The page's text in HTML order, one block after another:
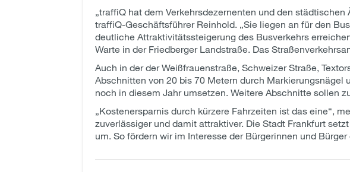
„traffiQ hat dem Verkehrsdezernenten und den
traffiQ-Geschäftsführer Reinhold. „Sie liegen an für den
deutliche Attraktivitätssteigerung des Busverkehrs
Warte in der Friedberger Landstraße. Das
Auch in der der Weißfrauenstraße, Schweizer Straße,
Abschnitten von 20 bis 70 Metern durch
noch in diesem Jahr umsetzen. Weitere Abschnitte sollen
„Kostenersparnis durch kürzere Fahrzeiten ist das eine“,
zuverlässiger und damit attraktiver. Die Stadt Frankfurt
um. So fördern wir im Interesse der Bürgerinnen und